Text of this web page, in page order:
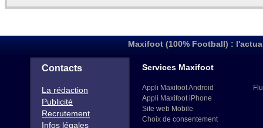
Maxifoot (100% Football) :
Contacts
La rédaction
Publicité
Recrutement
Infos légales
Services Maxifoot
Appli Maxifoot Android
Appli Maxifoot iPhone
Site web Mobile
Choix de consentement